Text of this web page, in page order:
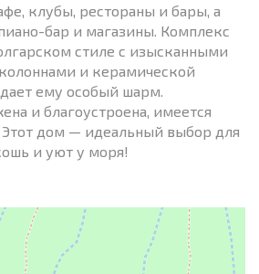
клубы, рестораны и бары, а
бар и магазины. Комплекс
стиле с изысканными
и керамической
ему особый шарм.
и благоустроена, имеется
Этот дом — идеальный выбор для
и уют у моря!